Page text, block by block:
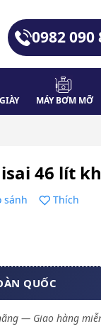
0982 090
MÁY BƠM MỠ
46 lít
sánh
Thích
QUỐC
— Giao hàng